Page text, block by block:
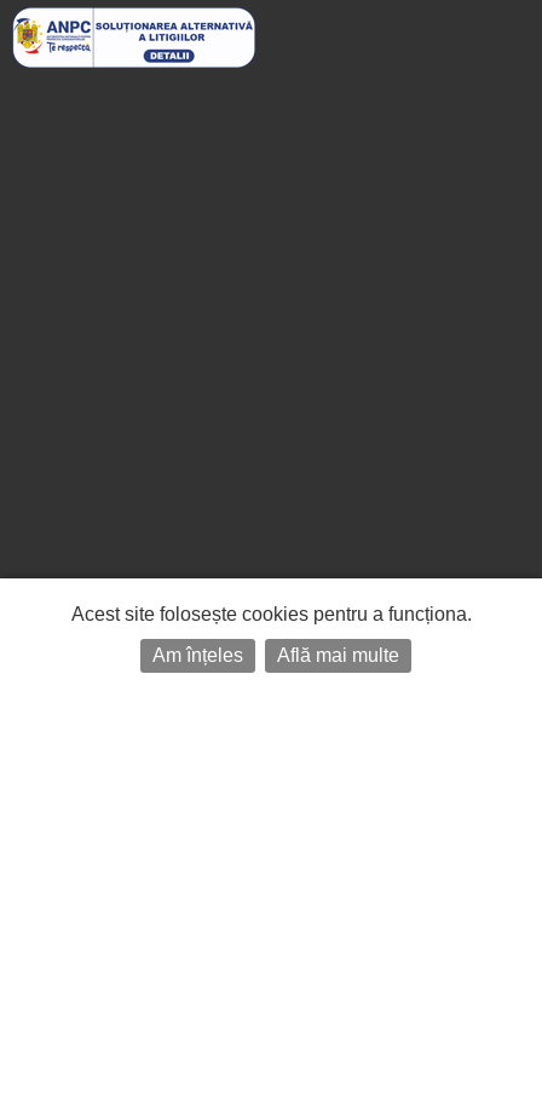
Acest site folosește cookies pentru a funcționa.
Am înțeles
Află mai multe